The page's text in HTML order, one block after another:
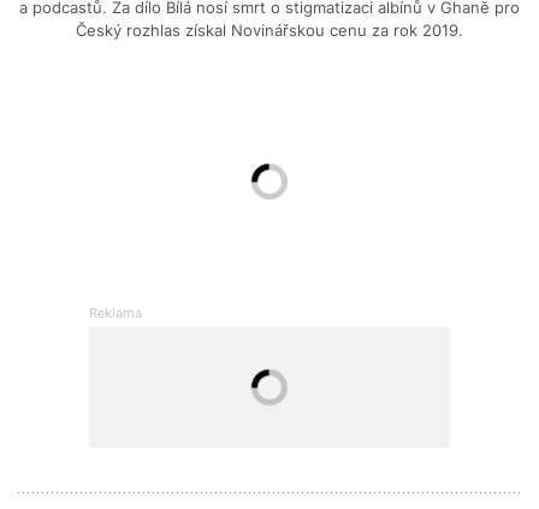
a podcastů. Za dílo Bílá nosí smrt o stigmatizaci albínů v Ghaně pro
Český rozhlas získal Novinářskou cenu za rok 2019.